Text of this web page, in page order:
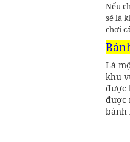
Nếu
sẽ là
chơi
Là
khu
được
được
bánh